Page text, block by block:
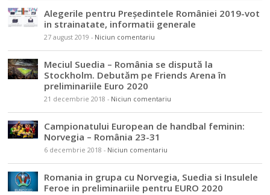
Alegerile pentru Președintele României 2019-vot
in strainatate, informatii generale
27 august 2019 - Niciun comentariu
Meciul Suedia – România se dispută la
Stockholm. Debutăm pe Friends Arena în
preliminariile Euro 2020
21 decembrie 2018 - Niciun comentariu
Campionatului European de handbal feminin:
Norvegia – România 23-31
6 decembrie 2018 - Niciun comentariu
Romania in grupa cu Norvegia, Suedia si Insulele
Feroe in preliminariile pentru EURO 2020